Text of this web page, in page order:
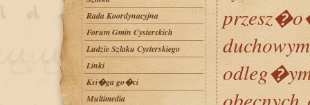
Rada Koordynacyjna
Forum Gmin Cysterskich
Ludzie Szlaku Cysterskiego
Linki
Ksi�ga go�ci
Multimedia